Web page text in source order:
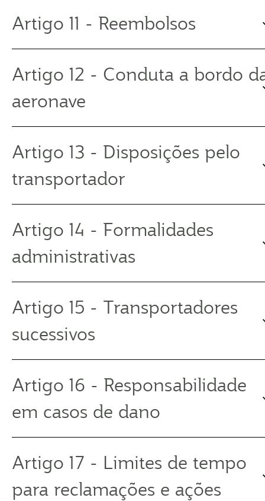
Artigo 11 - Reembolsos
Artigo 12 - Conduta a bordo
aeronave
Artigo 13 - Disposições pelo
transportador
Artigo 14 - Formalidades
administrativas
Artigo 15 - Transportadores
sucessivos
Artigo 16 - Responsabilidade
em casos de dano
Artigo 17 - Limites de tempo
para reclamações e ações